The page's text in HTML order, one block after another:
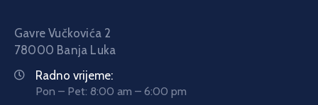
Gavre Vučkovića 2
78000 Banja Luka
Radno vrijeme:
Pon – Pet: 8:00 am – 6:00 pm